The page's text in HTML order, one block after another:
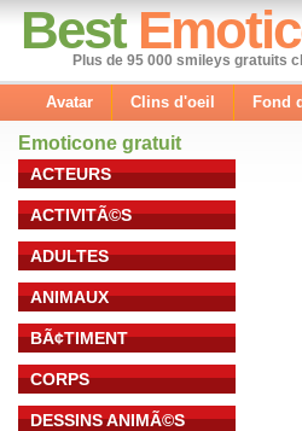
Best
Plus de 95 000 smileys gratuits
Avatar Clins d'oeil Fond
Emoticone gratuit
ACTEURS
ACTIVITÃ©S
ADULTES
ANIMAUX
BÃ¢TIMENT
CORPS
DESSINS ANIMÃ©S